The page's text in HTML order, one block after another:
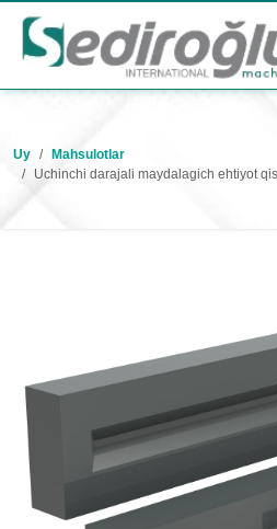
Uy
Mahsulotlar
Uchinchi darajali maydalagich ehtiyot